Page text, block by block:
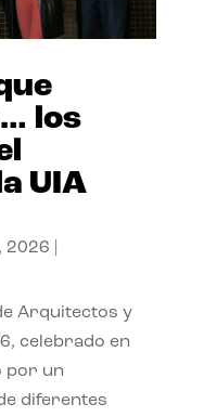
los
UIA
2026
Arquitectos y
celebrado en
por un
diferentes